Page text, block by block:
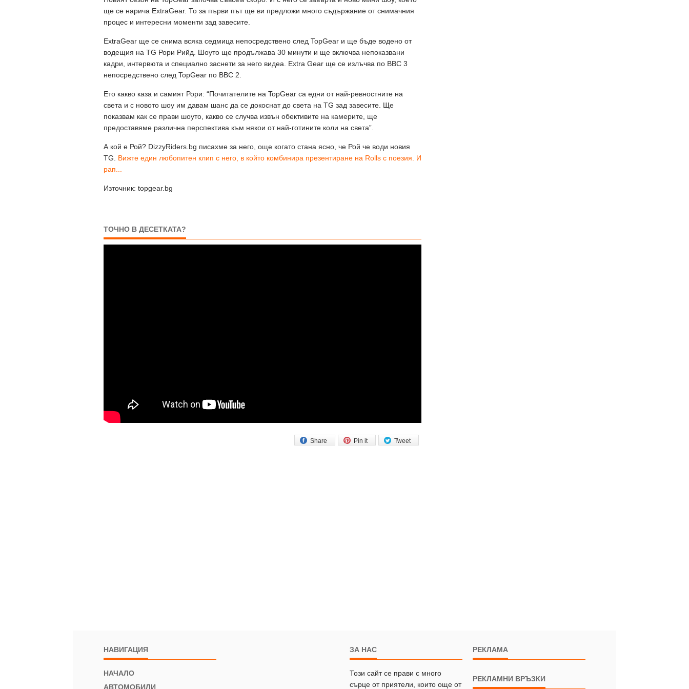
ще се нарича ExtraGear. То за първи път ще ви предложи много съдържание от снимачния
процес и интересни моменти зад завесите.
ExtraGear ще се снима всяка седмица непосредствено след TopGear и ще бъде водено от
водещия на TG Рори Рийд. Шоуто ще продължава 30 минути и ще включва непоказвани
кадри, интервюта и специално заснети за него видеа. Extra Gear ще се излъчва по BBC 3
непосредствено след TopGear по BBC 2.
Ето какво каза и самият Рори: “Почитателите на TopGear са едни от най-ревностните на
света и с новото шоу им давам шанс да се докоснат до света на TG зад завесите. Ще
показвам как се прави шоуто, какво се случва извън обективите на камерите, ще
предоставяме различна перспектива към някои от най-готините коли на света”.
А кой е Рой? DizzyRiders.bg писахме за него, още когато стана ясно, че Рой че води новия
TG. Вижте един любопитен клип с него, в който комбинира презентиране на Rolls с поезия. И
рап...
Източник: topgear.bg
ТОЧНО В ДЕСЕТКАТА?
Tweet
Pin it
Share
НАВИГАЦИЯ
НАЧАЛО
АВТОМОБИЛИ
ЗА НАС
Този сайт се прави с много
сърце от приятели, които още от
РЕКЛАМА
РЕКЛАМНИ ВРЪЗКИ